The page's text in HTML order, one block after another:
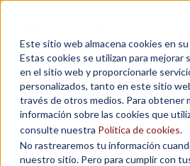
Este sitio web almacena cookies en
Estas cookies se utilizan para mejorar
en el sitio web y proporcionarle
personalizados, tanto en este sitio
través de otros medios. Para obtener
información sobre las cookies que
consulte nuestra Política de cookies.
No rastrearemos tu información
nuestro sitio. Pero para cumplir con